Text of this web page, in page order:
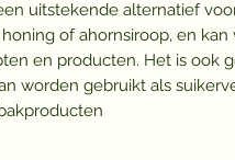
uitstekende alternatief
honing of ahornsiroop, en
en producten. Het is ook
worden gebruikt als